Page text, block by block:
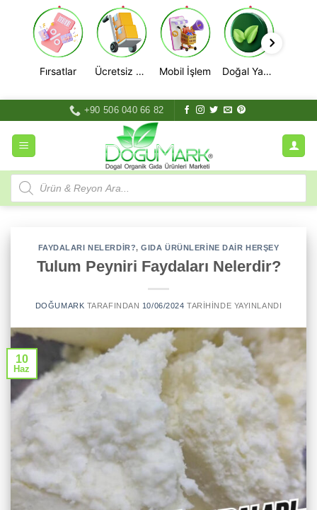
Fırsatlar Ücretsiz Kargo Mobil İşlem Doğal Yaşam
+90 506 040 66 82
Products
search
FAYDALARI NELERDIR?,GIDA ÜRÜNLERINE DAIR HERŞEY
Tulum Peyniri Faydaları Nelerdir?
DOĞUMARK TARAFINDAN 10/06/2024 TARIHINDE YAYINLANDI
10
Haz